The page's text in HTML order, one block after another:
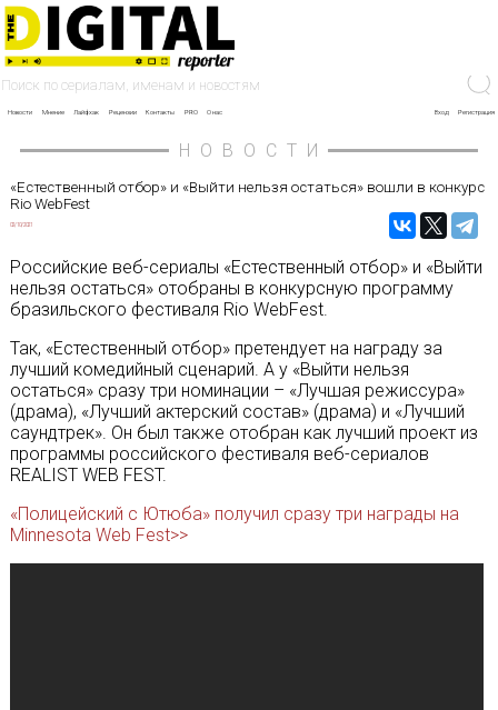
Новости Мнение Лайфхак Рецензии Контакты PRO О нас Вход Регистрация
НОВОСТИ
«Естественный отбор» и «Выйти нельзя остаться» вошли в конкурс
Rio WebFest
02/10/2021
Российские веб-сериалы «Естественный отбор» и «Выйти
нельзя остаться» отобраны в конкурсную программу
бразильского фестиваля Rio WebFest.
Так, «Естественный отбор» претендует на награду за
лучший комедийный сценарий. А у «Выйти нельзя
остаться» сразу три номинации – «Лучшая режиссура»
(драма), «Лучший актерский состав» (драма) и «Лучший
саундтрек». Он был также отобран как лучший проект из
программы российского фестиваля веб-сериалов
REALIST WEB FEST.
«Полицейский с Ютюба» получил сразу три награды на
Minnesota Web Fest>>